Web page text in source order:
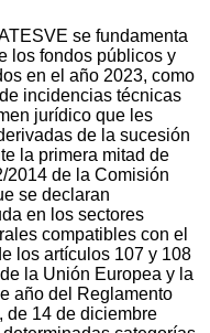
se fundamenta
los fondos públicos y
en el año 2023, como
incidencias técnicas
jurídico que les
de la sucesión
la primera mitad de
2014 de la Comisión
se declaran
en los sectores
compatibles con el
los artículos 107 y 108
la Unión Europea y la
año del Reglamento
de 14 de diciembre